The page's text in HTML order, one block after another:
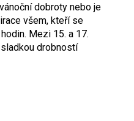
dobroty nebo je
všem, kteří se
Mezi 15. a 17.
drobností